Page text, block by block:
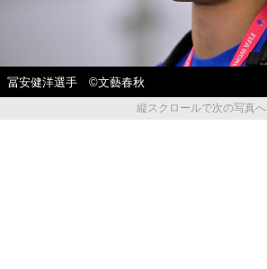
冨安健洋選手 ©文藝春秋
縦スクロールで次の写真へ